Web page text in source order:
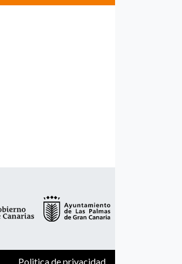
Politica de privacidad